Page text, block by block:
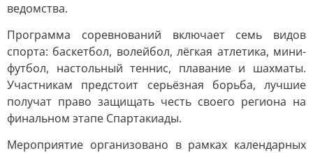
ведомства.
Программа соревнований включает семь видов
спорта: баскетбол, волейбол, лёгкая атлетика, мини-
футбол, настольный теннис, плавание и шахматы.
Участникам предстоит серьёзная борьба, лучшие
получат право защищать честь своего региона на
финальном этапе Спартакиады.
Мероприятие организовано в рамках календарных